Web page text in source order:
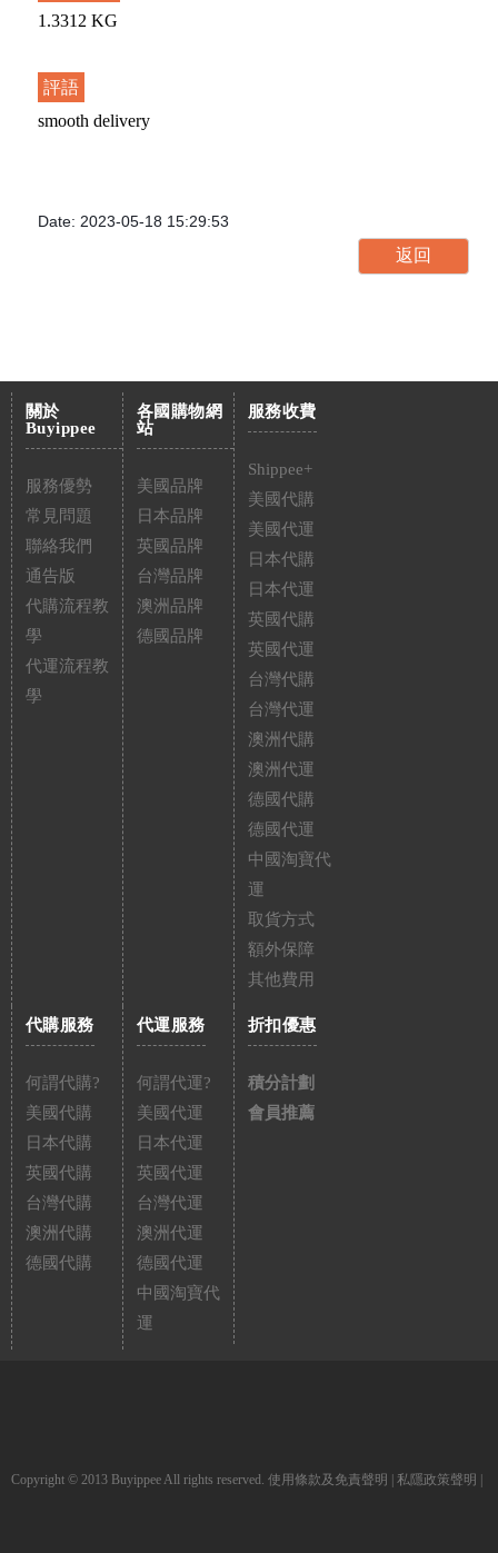
1.3312 KG
評語
smooth delivery
Date: 2023-05-18 15:29:53
關於
Buyippee
服務優勢
常見問題
聯絡我們
通告版
代購流程教
學
代運流程教
學
各國購物網
站
美國品牌
日本品牌
英國品牌
台灣品牌
澳洲品牌
德國品牌
服務收費
Shippee+
美國代購
美國代運
日本代購
日本代運
英國代購
英國代運
台灣代購
台灣代運
澳洲代購
澳洲代運
德國代購
德國代運
中國淘寶代
運
取貨方式
額外保障
其他費用
代購服務
何謂代購?
美國代購
日本代購
英國代購
台灣代購
澳洲代購
德國代購
代運服務
何謂代運?
美國代運
日本代運
英國代運
台灣代運
澳洲代運
德國代運
中國淘寶代
運
折扣優惠
積分計劃
會員推薦
Copyright © 2013 Buyippee All rights reserved. 使用條款及免責聲明 私隱政策聲明